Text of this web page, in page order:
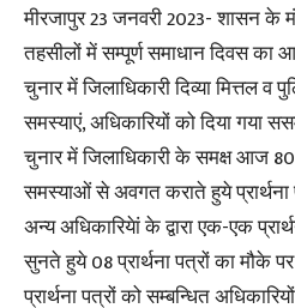
मीरजापुर 23 जनवरी 2023- शासन
तहसीलों में सम्पूर्ण समाधान दिवस का
चुनार में जिलाधिकारी दिव्या मित्तल व
समस्याएं, अधिकारियों को दिया गया
चुनार में जिलाधिकारी के समक्ष आज 80
समस्याओं से अवगत कराते हुये प्रार्थना
अन्य अधिकारियेां के द्वारा एक-एक
सुनते हुये 08 प्रार्थना पत्रों का मौके
प्रार्थना पत्रों को सम्बन्धित